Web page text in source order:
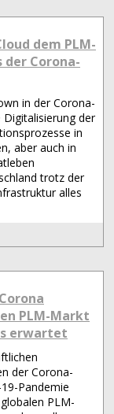
dem PLM-
der Corona-
in der Corona-
Digitalisierung der
in
aber auch in
trotz der
alles
PLM-Markt
erwartet
der Corona-
Pandemie
PLM-